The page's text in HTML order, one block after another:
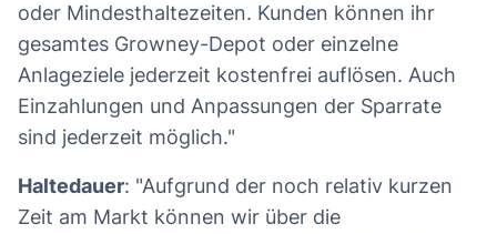
oder Mindesthaltezeiten. Kunden können ihr
gesamtes Growney-Depot oder einzelne
Anlageziele jederzeit kostenfrei auflösen. Auch
Einzahlungen und Anpassungen der Sparrate
sind jederzeit möglich."
Haltedauer: "Aufgrund der noch relativ kurzen
Zeit am Markt können wir über die